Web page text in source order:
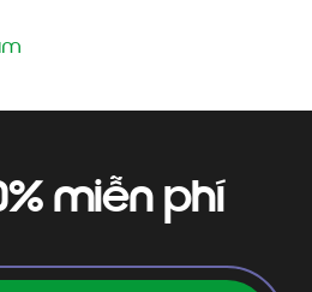
miễn phí